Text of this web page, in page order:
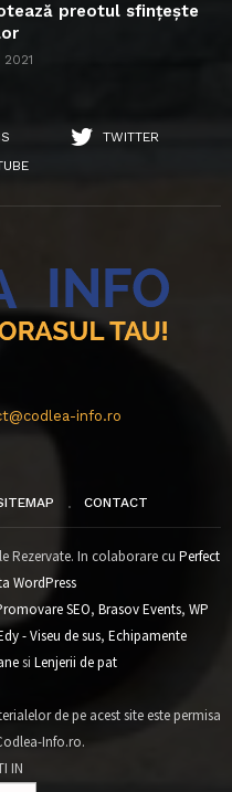
preotul sfințește
TWITTER
info.ro
CONTACT
Rezervate. In colaborare cu Perfect
WordPress
SEO, Brasov Events, WP
- Viseu de sus, Echipamente
si Lenjerii de pat
de pe acest site este permisa
Info.ro.
IN